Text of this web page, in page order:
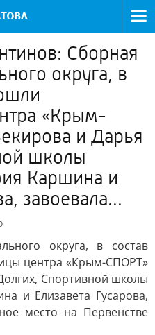
Сборная
округа, в
«Крым-
и Дарья
школы
Каршина и
завоевала...
округа, в состав
центра «Крым-СПОРТ»
Спортивной школы
и Елизавета Гусарова,
место на Первенстве